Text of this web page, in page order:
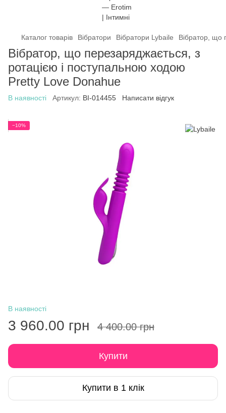
Каталог товарів Вібратори Вібратори Lybaile Вібратор, що
Вібратор, що перезаряджається, з
ротацією і поступальною ходою
Pretty Love Donahue
В наявності Артикул: BI-014455 Написати відгук
−10%
В наявності
3 960.00 грн 4 400.00 грн
Купити
Купити в 1 клік